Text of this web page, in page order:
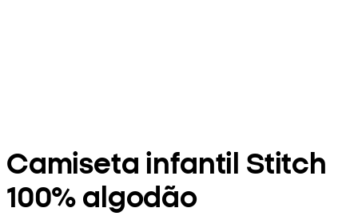
Camiseta infantil Stitch
100% algodão